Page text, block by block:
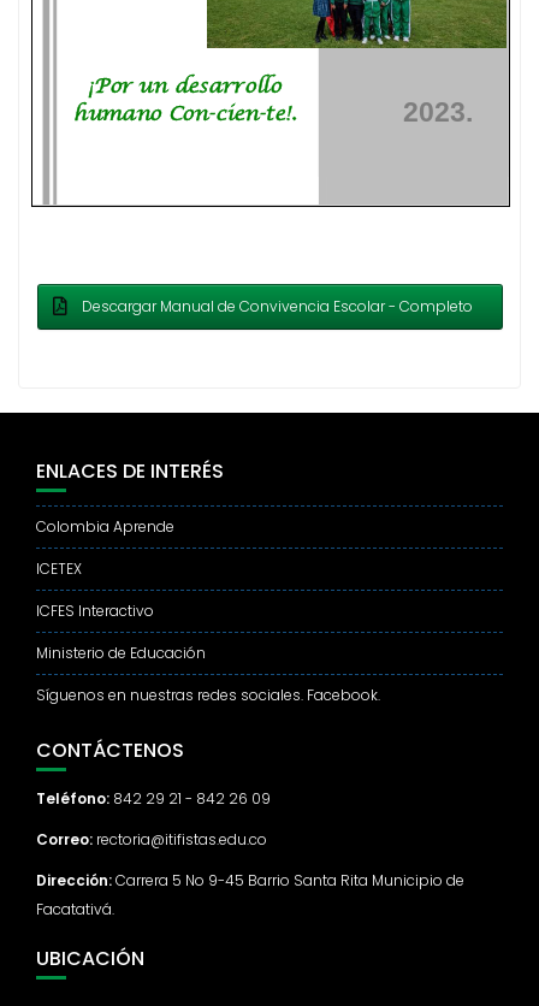
Descargar Manual de Convivencia Escolar - Completo
ENLACES DE INTERÉS
Colombia Aprende
ICETEX
ICFES Interactivo
Ministerio de Educación
Síguenos en nuestras redes sociales. Facebook.
CONTÁCTENOS
Teléfono: 842 29 21 - 842 26 09
Correo: rectoria@itifistas.edu.co
Dirección:Carrera 5 No 9-45 Barrio Santa Rita Municipio de
Facatativá.
UBICACIÓN